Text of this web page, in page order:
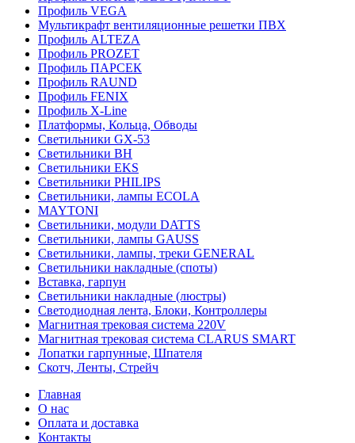
Профиль VEGA
Мультикрафт вентиляционные решетки ПВХ
Профиль ALTEZA
Профиль PROZET
Профиль ПАРСЕК
Профиль RAUND
Профиль FENIX
Профиль Х-Line
Платформы, Кольца, Обводы
Светильники GX-53
Светильники BH
Светильники EKS
Светильники PHILIPS
Светильники, лампы ECOLA
MAYTONI
Светильники, модули DATTS
Светильники, лампы GAUSS
Светильники, лампы, треки GENERAL
Светильники накладные (споты)
Вставка, гарпун
Светильники накладные (люстры)
Светодиодная лента, Блоки, Контроллеры
Магнитная трековая система 220V
Магнитная трековая система CLARUS SMART
Лопатки гарпунные, Шпателя
Скотч, Ленты, Стрейч
Главная
О нас
Оплата и доставка
Контакты